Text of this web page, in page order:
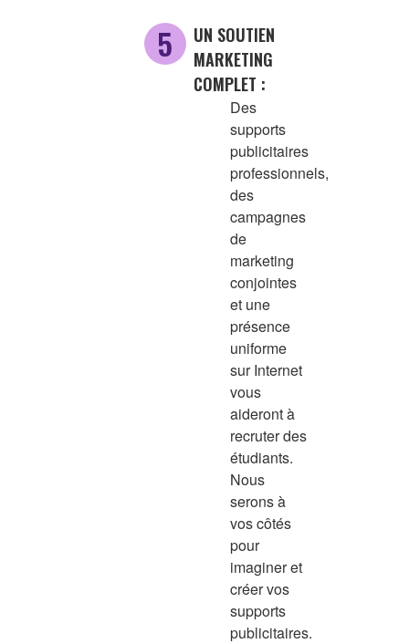
UN SOUTIEN
MARKETING
COMPLET :
Des
supports
publicitaires
professionnels,
des
campagnes
de
marketing
conjointes
et une
présence
uniforme
sur Internet
vous
aideront à
recruter des
étudiants.
Nous
serons à
vos côtés
pour
imaginer et
créer vos
supports
publicitaires.